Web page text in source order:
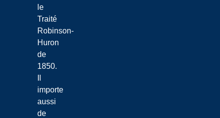
le
Traité
Robinson-
Huron
de
1850.
importe
aussi
de